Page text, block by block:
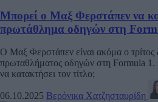
Μπορεί ο Μαξ Φερστάπεν να
πρωτάθλημα οδηγών στη
Ο Μαξ Φερστάπεν είναι ακόμα ο τρίτος
πρωταθλήματος οδηγών στη Formula 1.
να κατακτήσει τον τίτλο;
06.10.2025 Βερόνικα Χατζησταυρίδη